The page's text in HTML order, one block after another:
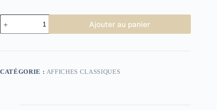
quantité
de
Affiche
La
Ajouter au panier
CATÉGORIE : AFFICHES CLASSIQUES